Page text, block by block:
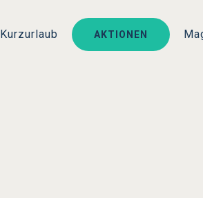
Kurzurlaub AKTIONEN